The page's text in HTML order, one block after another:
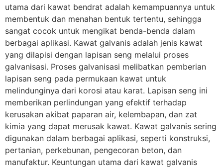
utama dari kawat bendrat adalah kemampuannya untuk
membentuk dan menahan bentuk tertentu, sehingga
sangat cocok untuk mengikat benda-benda dalam
berbagai aplikasi. Kawat galvanis adalah jenis kawat
yang dilapisi dengan lapisan seng melalui proses
galvanisasi. Proses galvanisasi melibatkan pemberian
lapisan seng pada permukaan kawat untuk
melindunginya dari korosi atau karat. Lapisan seng ini
memberikan perlindungan yang efektif terhadap
kerusakan akibat paparan air, kelembapan, dan zat
kimia yang dapat merusak kawat. Kawat galvanis sering
digunakan dalam berbagai aplikasi, seperti konstruksi,
pertanian, perkebunan, pengecoran beton, dan
manufaktur. Keuntungan utama dari kawat galvanis